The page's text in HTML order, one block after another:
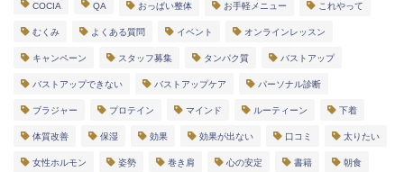
COCIA QA おっぱい整体 お手軽メニュー これやって
むくみ よくある質問 イベント オンラインレッスン
キャンペーン スタッフ募集 タンパク質 バストアップ
バストアップできない バストアップケア パーソナル診断
ブラジャー プロテイン マインド ルーティーン 下着
体質改善 保湿 効果 効果が出ない 口コミ 太りたい
女性ホルモン 姿勢 巻き肩 心の安定 書籍 朝食